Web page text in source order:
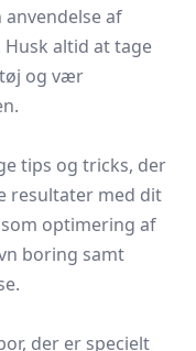
af
altid at tage
og vær
tips og tricks, der
resultater med dit
optimering af
boring samt
der er specielt